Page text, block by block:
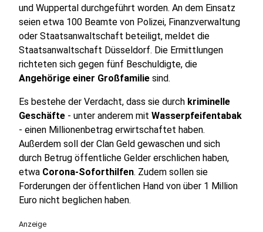
und Wuppertal durchgeführt worden. An dem Einsatz
seien etwa 100 Beamte von Polizei, Finanzverwaltung
oder Staatsanwaltschaft beteiligt, meldet die
Staatsanwaltschaft Düsseldorf. Die Ermittlungen
richteten sich gegen fünf Beschuldigte, die
Angehörige einer Großfamilie sind.
Es bestehe der Verdacht, dass sie durch kriminelle
Geschäfte - unter anderem mit Wasserpfeifentabak
- einen Millionenbetrag erwirtschaftet haben.
Außerdem soll der Clan Geld gewaschen und sich
durch Betrug öffentliche Gelder erschlichen haben,
etwa Corona-Soforthilfen. Zudem sollen sie
Forderungen der öffentlichen Hand von über 1 Million
Euro nicht beglichen haben.
Anzeige